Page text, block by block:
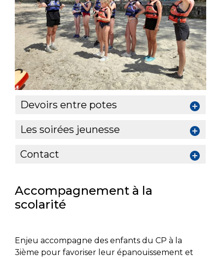
Devoirs entre potes
Les soirées jeunesse
Contact
Accompagnement à la
scolarité
Enjeu accompagne des enfants du CP à la
3ième pour favoriser leur épanouissement et